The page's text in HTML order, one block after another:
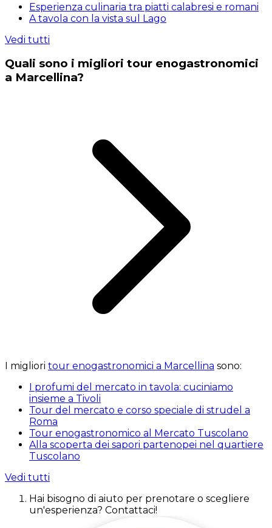
Esperienza culinaria tra piatti calabresi e romani
A tavola con la vista sul Lago
Vedi tutti
Quali sono i migliori tour enogastronomici
a Marcellina?
I migliori tour enogastronomici a Marcellina sono:
I profumi del mercato in tavola: cuciniamo
insieme a Tivoli
Tour del mercato e corso speciale di strudel a
Roma
Tour enogastronomico al Mercato Tuscolano
Alla scoperta dei sapori partenopei nel quartiere
Tuscolano
Vedi tutti
Hai bisogno di aiuto per prenotare o scegliere
un'esperienza? Contattaci!